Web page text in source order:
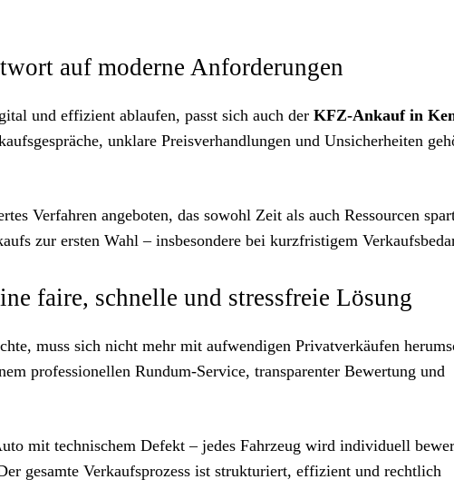
auf moderne Anforderungen
und effizient ablaufen, passt sich auch der KFZ-Ankauf in
unklare Preisverhandlungen und Unsicherheiten
Verfahren angeboten, das sowohl Zeit als auch Ressourcen
zur ersten Wahl – insbesondere bei kurzfristigem
faire, schnelle und stressfreie Lösung
muss sich nicht mehr mit aufwendigen Privatverkäufen
professionellen Rundum-Service, transparenter Bewertung und
mit technischem Defekt – jedes Fahrzeug wird individuell
gesamte Verkaufsprozess ist strukturiert, effizient und rechtlich